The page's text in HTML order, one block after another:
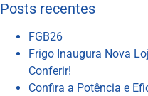
Posts recentes
FGB26
Frigo Inaugura Nova
Conferir!
Confira a Potência e